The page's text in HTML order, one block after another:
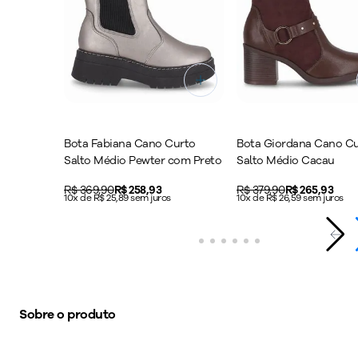
Bota Fabiana Cano Curto
Salto Médio Pewter com Preto
Original price:
R$ 369,90Price:
R$ 258,93
10x de R$ 25,89 sem juros
Bota Giordana Cano
Salto Médio Cacau
Original price:
R$ 379,90Price:
R$ 265,93
10x de R$ 26,59 sem juros
Sobre o produto